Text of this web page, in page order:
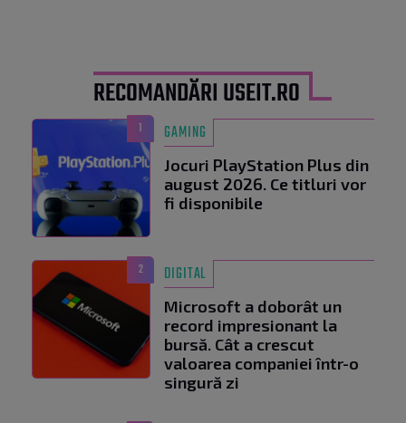
RECOMANDĂRI USEIT.RO
1 GAMING
Jocuri PlayStation Plus din
august 2026. Ce titluri vor
fi disponibile
2 DIGITAL
Microsoft a doborât un
record impresionant la
bursă. Cât a crescut
valoarea companiei într-o
singură zi